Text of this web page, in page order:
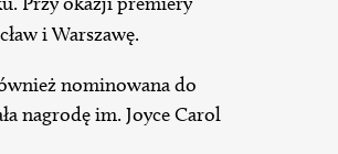
i Warszawę.
nominowana do
nagrodę im. Joyce Carol